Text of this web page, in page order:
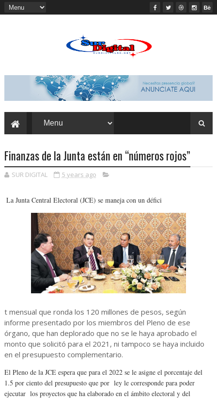
Finanzas de la Junta están en “números rojos”
SUR DIGITAL 5 years ago
La Junta Central Electoral (JCE) se maneja con un défici
t mensual que ronda los 120 millones de pesos, según
informe presentado por los miembros del Pleno de ese
órgano, que han deplorado que no se le haya aprobado el
monto que solicitó para el 2021, ni tampoco se haya incluido
en el presupuesto complementario.
El Pleno de la JCE espera que para el 2022 se le asigne el porcentaje del
1.5 por ciento del presupuesto que por ley le corresponde para poder
ejecutar los proyectos que ha elaborado en el ámbito electoral y del